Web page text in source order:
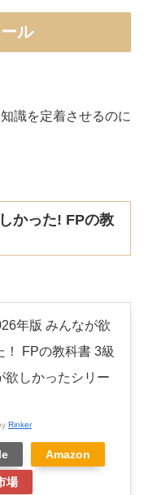
ル
識を定着させるのに
かった! FPの教
年版 みんなが欲
！ FPの教科書 3級
欲しかったシリー
Rinker
Amazon
場